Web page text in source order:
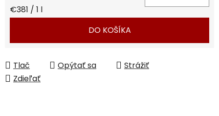
Jednotková cena:
€381 / 1 l
DO KOŠÍKA
Tlač Opýtať sa
Strážiť
Zdieľať